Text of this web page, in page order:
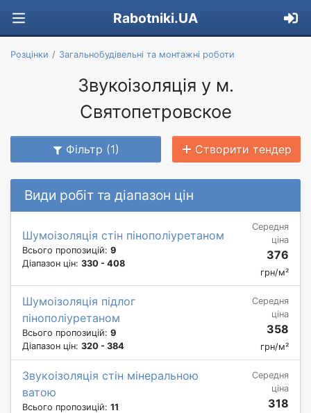
Rabotniki.UA
Розцінки Загальнобудівельні та монтажні роботи
Звукоізоляція у м.
Святопетровское
Фільтр (1) Створити тендер
Види робіт та діапазон цін
Шумоізоляція стін пінополіуретаном
Всього пропозицій: 9
Діапазон цін: 330 - 408
Середня
ціна
376
грн/м²
Шумоізоляція підлог
пінополіуретаном
Всього пропозицій: 9
Діапазон цін: 320 - 384
Середня
ціна
358
грн/м²
Звукоізоляція стін мінеральною
ватою
Всього пропозицій: 11
Середня
ціна
318